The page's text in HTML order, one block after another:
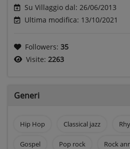
Su Villaggio dal: 26/06/2013
Ultima modifica: 13/10/2021
Followers: 35
Visite: 2263
Generi
Hip Hop Classical jazz
Gospel Pop rock Rock